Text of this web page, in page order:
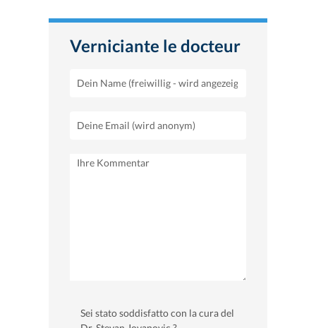
Verniciante le docteur
Sei stato soddisfatto con la cura del